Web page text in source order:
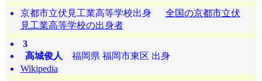
京都市立伏見工業高等学校出身 全国の京都市立伏
見工業高等学校の出身者
3
高城俊人 福岡県 福岡市東区 出身
Wikipedia